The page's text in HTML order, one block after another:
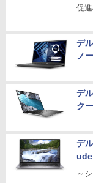
促
デ
ノ
デ
ク
デ
ude
～